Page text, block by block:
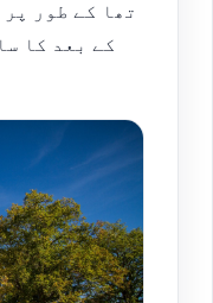
تھا کے طور
کے بعد کا